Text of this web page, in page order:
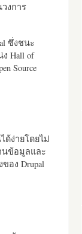
งการ
ซึ่งชนะ
Hall of
Source
ด้ง่ายโดยไม่
นข้อมูลและ
อง Drupal